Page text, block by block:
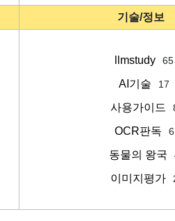
기술/정보
llmstudy 65
AI기술 17
사용가이드
OCR판독 6
동물의 왕국
이미지평가